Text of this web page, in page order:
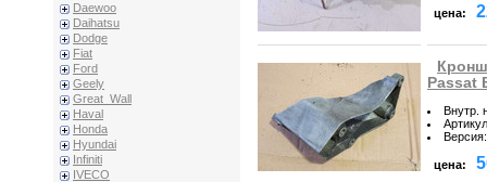
Daewoo
Daihatsu
Dodge
Fiat
Ford
Geely
Great_Wall
Haval
Honda
Hyundai
Infiniti
IVECO
цена:
Passat
Внутр.
Артикул
Версия:
цена: